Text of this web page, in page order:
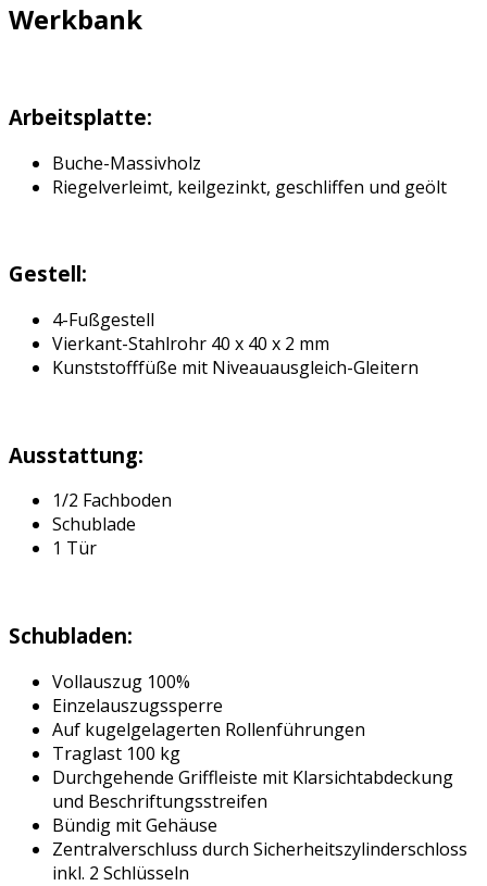
Werkbank
Arbeitsplatte:
Buche-Massivholz
Riegelverleimt, keilgezinkt, geschliffen und geölt
Gestell:
4-Fußgestell
Vierkant-Stahlrohr 40 x 40 x 2 mm
Kunststofffüße mit Niveauausgleich-Gleitern
Ausstattung:
1/2 Fachboden
Schublade
1 Tür
Schubladen:
Vollauszug 100%
Einzelauszugssperre
Auf kugelgelagerten Rollenführungen
Traglast 100 kg
Durchgehende Griffleiste mit Klarsichtabdeckung
und Beschriftungsstreifen
Bündig mit Gehäuse
Zentralverschluss durch Sicherheitszylinderschloss
inkl. 2 Schlüsseln